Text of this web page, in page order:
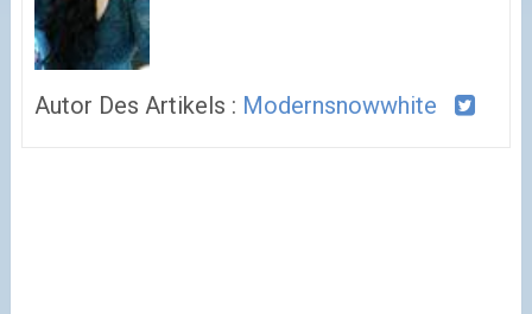
Autor Des Artikels : Modernsnowwhite